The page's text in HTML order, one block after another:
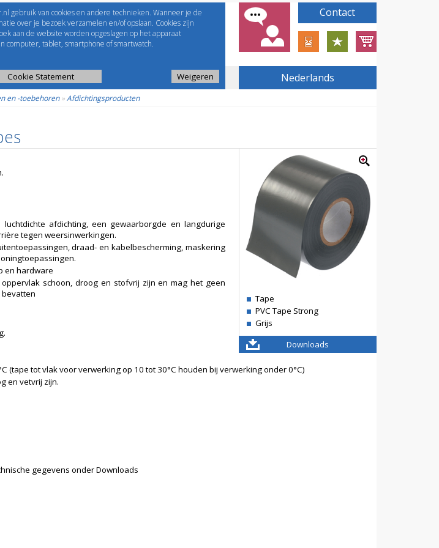
EShop-nummer
Wachtwoord
Selectie tools
gebruik van cookies en andere technieken. Wanneer je de
over je bezoek verzamelen en/of opslaan. Cookies zijn
aan de website worden opgeslagen op het apparaat
computer, tablet, smartphone of smartwatch.
Cookie Statement Weigeren Nederlands
Contact
en -toebehoren»Afdichtingsproducten
Tape
PVC Tape Strong
Grijs
Downloads
afdichting, een gewaarborgde en langdurige
tegen weersinwerkingen.
draad- en kabelbescherming, maskering
en hardware
schoon, droog en stofvrij zijn en mag het geen
(tape tot vlak voor verwerking op 10 tot 30°C houden bij verwerking onder 0°C)
en vetvrij zijn.
gegevens onder Downloads